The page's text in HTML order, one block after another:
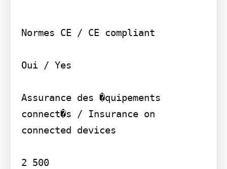
Normes CE / CE compliant
Oui / Yes
Assurance des �quipements
connect�s / Insurance on
connected devices
2 500